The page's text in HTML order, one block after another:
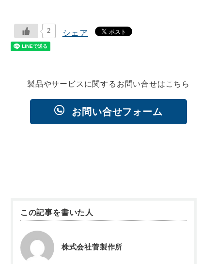
2 シェア
製品やサービスに関するお問い合せはこちら
お問い合せフォーム
この記事を書いた人
株式会社菅製作所